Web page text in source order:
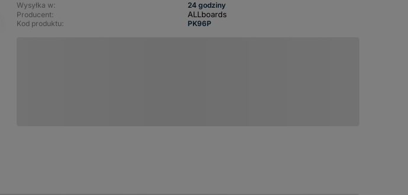
Wysyłka w:
24 godziny
Producent:
ALLboards
Kod produktu: PK96P